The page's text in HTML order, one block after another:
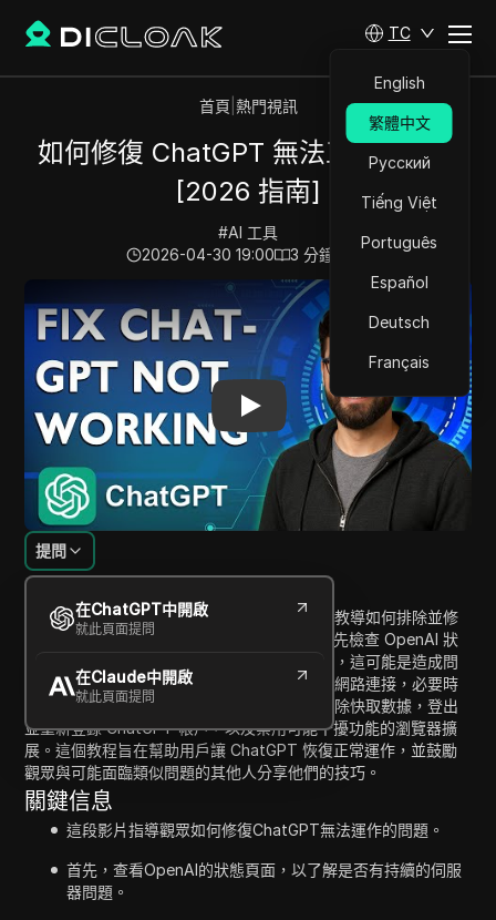
TC
English
繁體中文
Русский
Tiếng Việt
Português
Español
Deutsch
Français
首頁 熱門視訊
如何修復 ChatGPT 無法工作的問題
[2026 指南]
#AI 工具
2026-04-30 19:00
3 分鐘 閱讀
如何修復 ChatGPT 無法工作的問題 [2026 指
內容介紹
提問
在ChatGPT中開啟
就此頁面提問
在Claude中開啟
就此頁面提問
在這段視頻中，主持人提供了一個逐步指南，教導如何排除並修
復 ChatGPT 無法運作的問題。觀眾將學習首先檢查 OpenAI 狀
態頁面，以了解是否有任何持續的伺服器問題，這可能是造成問
題的原因。如果伺服器正常，下一步包括驗證網路連接，必要時
重啟路由器，並檢查設備設置。主持人強調清除快取數據，登出
並重新登錄 ChatGPT 帳戶，以及禁用可能干擾功能的瀏覽器擴
展。這個教程旨在幫助用戶讓 ChatGPT 恢復正常運作，並鼓勵
觀眾與可能面臨類似問題的其他人分享他們的技巧。
關鍵信息
這段影片指導觀眾如何修復ChatGPT無法運作的問題。
首先，查看OpenAI的狀態頁面，以了解是否有持續的伺服
器問題。